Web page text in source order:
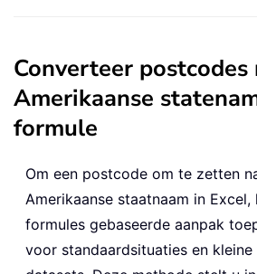
Converteer postcodes
Amerikaanse
formule
Om een postcode om te zetten
Amerikaanse staatnaam in Excel,
formules gebaseerde aanpak
voor standaardsituaties en